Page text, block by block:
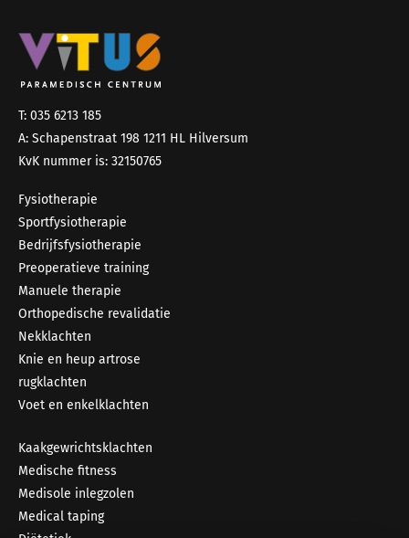
T: 035 6213 185
A: Schapenstraat 198 1211 HL Hilversum
KvK nummer is: 32150765
Fysiotherapie
Sportfysiotherapie
Bedrijfsfysiotherapie
Preoperatieve training
Manuele therapie
Orthopedische revalidatie
Nekklachten
Knie en heup artrose
rugklachten
Voet en enkelklachten
Kaakgewrichtsklachten
Medische fitness
Medisole inlegzolen
Medical taping